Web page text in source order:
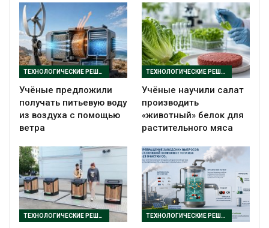
ТЕХНОЛОГИЧЕСКИЕ РЕШЕНИЯ
Учёные предложили
получать питьевую воду
из воздуха с помощью
ветра
ТЕХНОЛОГИЧЕСКИЕ РЕШЕНИЯ
Учёные научили салат
производить
«животный» белок для
растительного мяса
ТЕХНОЛОГИЧЕСКИЕ РЕШЕНИЯ ТЕХНОЛОГИЧЕСКИЕ РЕШЕНИЯ